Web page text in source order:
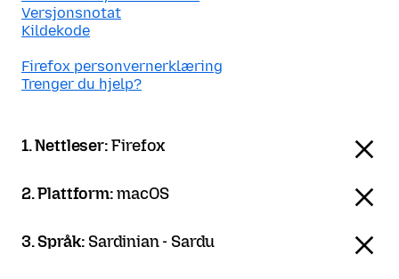
Versjonsnotat
Kildekode
Firefox personvernerklæring
Trenger du hjelp?
1. Nettleser:Firefox
2. Plattform:macOS
3. Språk: Sardinian - Sardu